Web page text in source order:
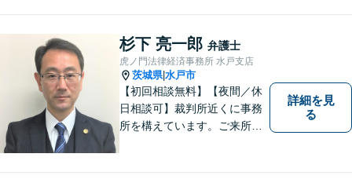
杉下 亮一郎 弁護士
虎ノ門法律経済事務所 水戸支店
茨城県|水戸市
【初回相談無料】【夜間／休
日相談可】裁判所近くに事務
所を構えています。ご来所・
談ください。ご依頼者様とと
詳細を見
る